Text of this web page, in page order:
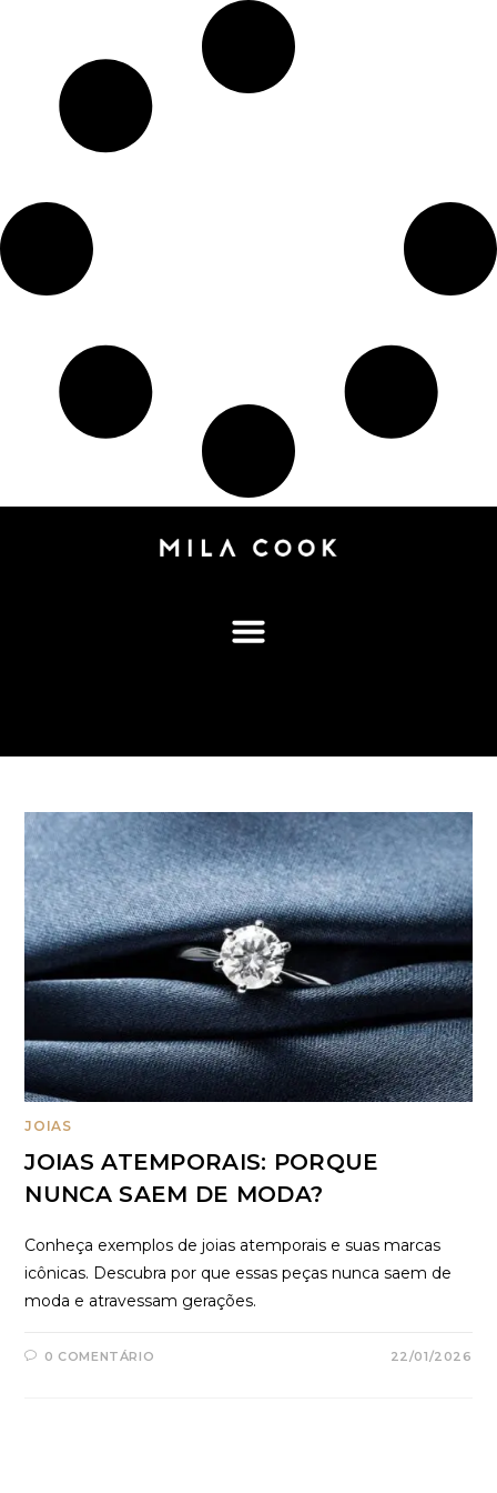
JOIAS
JOIAS ATEMPORAIS: PORQUE
NUNCA SAEM DE MODA?
Conheça exemplos de joias atemporais e suas marcas
icônicas. Descubra por que essas peças nunca saem de
moda e atravessam gerações.
0 COMENTÁRIO 22/01/2026